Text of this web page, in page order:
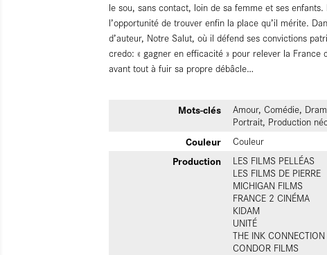
le sou, sans contact, loin de sa femme et ses
l’opportunité de trouver enfin la place qu’il mérite.
d’auteur, Notre Salut, où il défend ses convictions
credo: « gagner en efficacité » pour relever la France
avant tout à fuir sa propre débâcle…
Mots-clés
Amour, Comédie,
Portrait, Production
Couleur Couleur
Production
LES FILMS PELLÉAS
LES FILMS DE PIERRE
MICHIGAN FILMS
FRANCE 2 CINÉMA
KIDAM
UNITÉ
THE INK CONNECTION
CONDOR FILMS